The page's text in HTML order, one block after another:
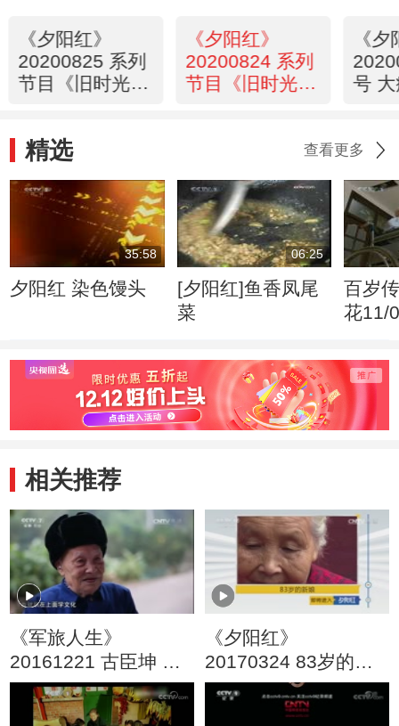
《夕阳红》
20200825 系列
节目《旧时光里
《夕阳红》
20200824 系列
节目《旧时光里
《
号
吗？
精选 查看更多
35:58
夕阳红 染色馒头
06:25
[夕阳红]鱼香凤尾
菜
百岁
花11/
相关推荐
《军旅人生》
20161221 古臣坤 何
光英：穿越长河的爱
《夕阳红》
20170324 83岁的新
娘